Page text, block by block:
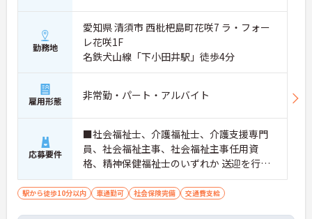
ームのパートスタッフの教育やサポートにも携わる
ことができ、現場の介助業務にとどまらず、施設運
営や人材育成の視点を養うことで、将来のエリアマ
ネージャー候補としてのステップアップに直結しま
す。
・定年70歳、再雇用75歳までという業界屈指の制度
ます。年間休日も114日確保されているため、無理
なく長期的なキャリアを築いていただけます。
・全施設がバリアフリー設計かつ最新設備を備えて
おり、清潔感にあふれた美しい環境です。ハード面
に加え、ソフト面でも「献立の事前決定・レシピ完
備」により現場の負担が大幅に軽減されています。
ご利用者様の安全性はもちろん、働くスタッフにと
っても身体的負担が少なく、高いモチベーションを
保って業務に集中できます。
勤務地
愛知県 清須市 西枇杷島町花咲7 ラ・フォー
レ花咲1F
名鉄犬山線「下小田井駅」徒歩4分
雇用形態 非常勤・パート・アルバイト
応募要件
■社会福祉士、介護福祉士、介護支援専門
員、社会福祉主事、社会福祉主事任用資
格、精神保健福祉士のいずれか 送迎を行っ
て頂ける方は普通自動車免許（AT限定可）
駅から徒歩10分以内 車通勤可 社会保険完備 交通費支給